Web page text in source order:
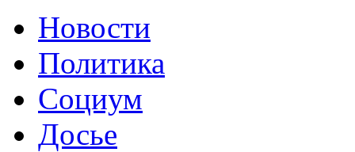
Новости
Политика
Социум
Досье